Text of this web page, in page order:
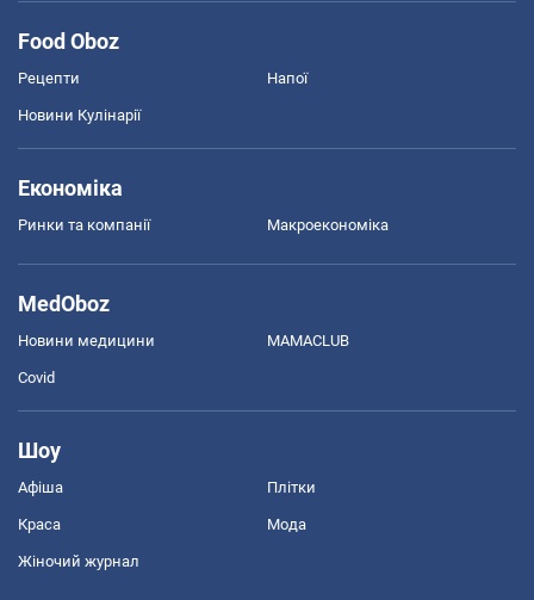
Food Oboz
Рецепти Напої
Новини Кулінарії
Економіка
Ринки та компанії Макроекономіка
MedOboz
Новини медицини MAMACLUB
Covid
Шоу
Афіша Плітки
Краса Мода
Жіночий журнал